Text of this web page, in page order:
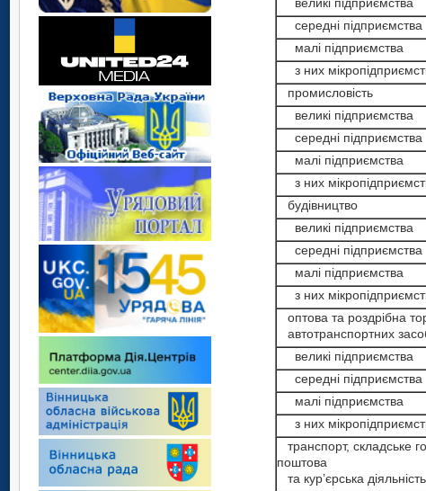
середні підприємства
малі підприємства
з них
промисловість
великі підприємства
середні підприємства
малі підприємства
з них
будівництво
великі підприємства
середні підприємства
малі підприємства
з них
оптова та роздрібна
автотранспортних
великі підприємства
середні підприємства
малі підприємства
з них
транспорт, складське
поштова
та кур’єрська діяльність